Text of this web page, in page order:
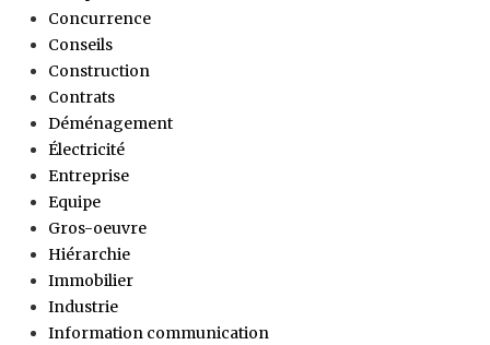
Concurrence
Conseils
Construction
Contrats
Déménagement
Électricité
Entreprise
Equipe
Gros-oeuvre
Hiérarchie
Immobilier
Industrie
Information communication